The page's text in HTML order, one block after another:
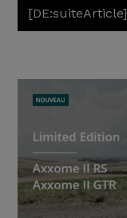
[DE:suiteArticle]